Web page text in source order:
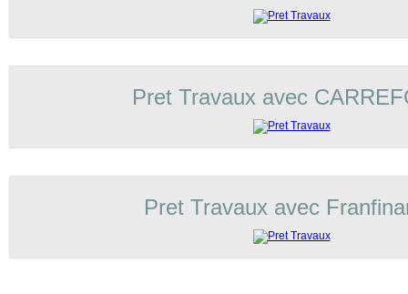
Pret Travaux avec
Pret Travaux avec